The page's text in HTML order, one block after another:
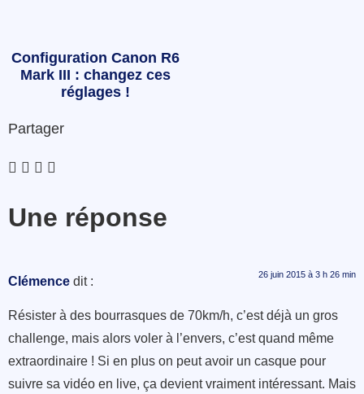
Configuration Canon R6
Mark III : changez ces
réglages !
Partager
Une réponse
Clémence dit : 26 juin 2015 à 3 h 26 min
Résister à des bourrasques de 70km/h, c’est déjà un gros
challenge, mais alors voler à l’envers, c’est quand même
extraordinaire ! Si en plus on peut avoir un casque pour
suivre sa vidéo en live, ça devient vraiment intéressant. Mais